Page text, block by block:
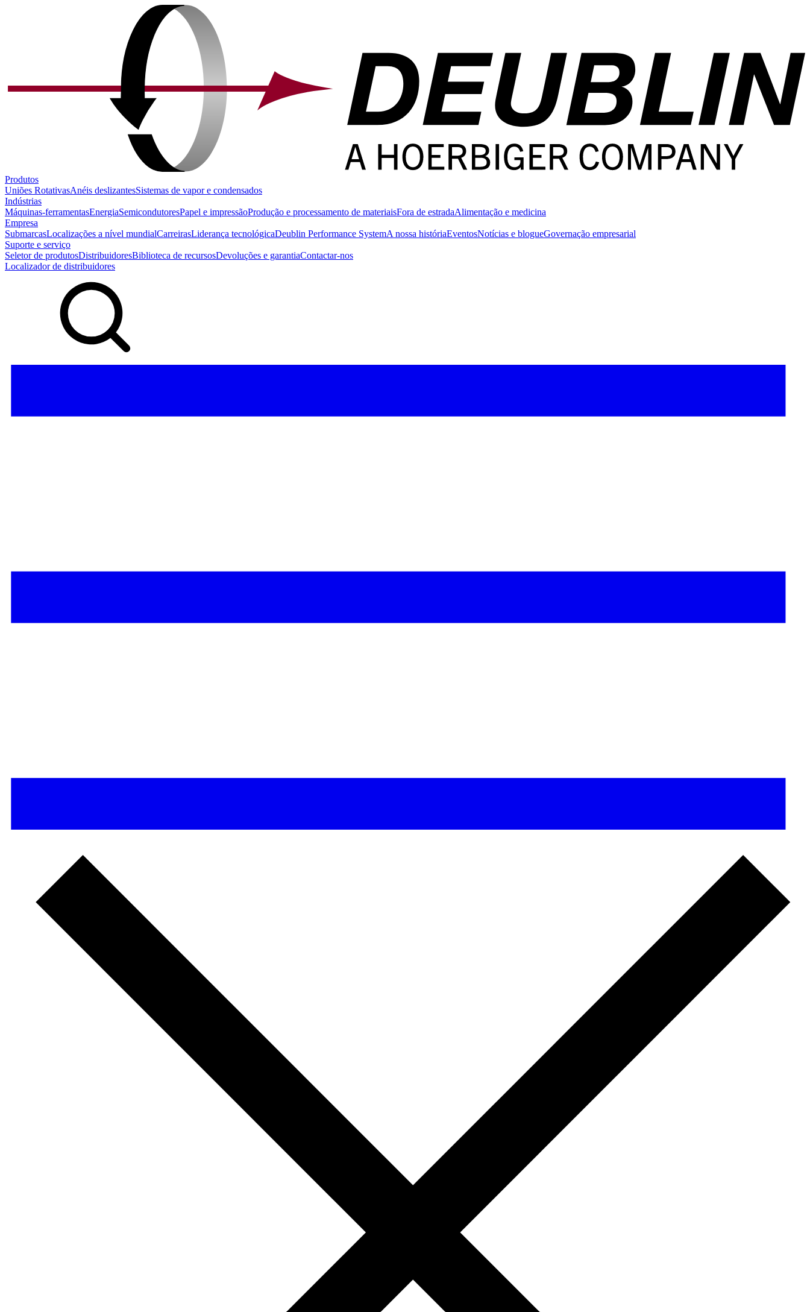
Produtos
Uniões RotativasAnéis deslizantesSistemas de vapor e condensados
Indústrias
Máquinas-ferramentasEnergiaSemicondutoresPapel e impressãoProdução e processamento de materiaisFora de estradaAlimentação e medicina
Empresa
SubmarcasLocalizações a nível mundialCarreirasLiderança tecnológicaDeublin Performance SystemA nossa históriaEventosNotícias e blogueGovernação empresarial
Suporte e serviço
Seletor de produtosDistribuidoresBiblioteca de recursosDevoluções e garantiaContactar-nos
Localizador de distribuidores